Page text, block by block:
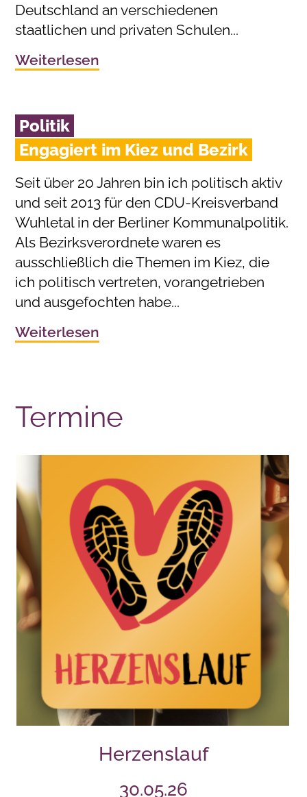
Deutschland an verschiedenen
staatlichen und privaten Schulen...
Weiterlesen
Politik
Engagiert im Kiez und Bezirk
Seit über 20 Jahren bin ich politisch aktiv
und seit 2013 für den CDU-Kreisverband
Wuhletal in der Berliner Kommunalpolitik.
Als Bezirksverordnete waren es
ausschließlich die Themen im Kiez, die
ich politisch vertreten, vorangetrieben
und ausgefochten habe...
Weiterlesen
Termine
Herzenslauf
30.05.26